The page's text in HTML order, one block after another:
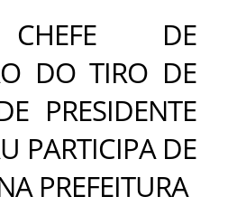
DE
DO TIRO DE
PRESIDENTE
PARTICIPA DE
PREFEITURA